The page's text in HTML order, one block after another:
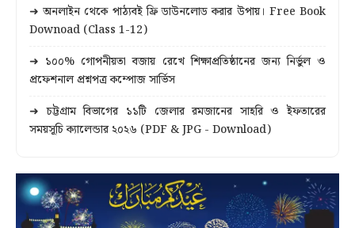
➜ অনলাইন থেকে পাঠ্যবই ফ্রি ডাউনলোড করার উপায়। Free Book
Downoad (Class 1-12)
➜ ১০০% গোপনীয়তা বজায় রেখে শিক্ষাপ্রতিষ্ঠানের জন্য নির্ভুল ও
প্রফেশনাল প্রশ্নপত্র কম্পোজ সার্ভিস
➜ চট্টগ্রাম বিভাগের ১১টি জেলার রমজানের সাহরি ও ইফতারের
সময়সূচি ক্যালেন্ডার ২০২৬ (PDF & JPG - Download)